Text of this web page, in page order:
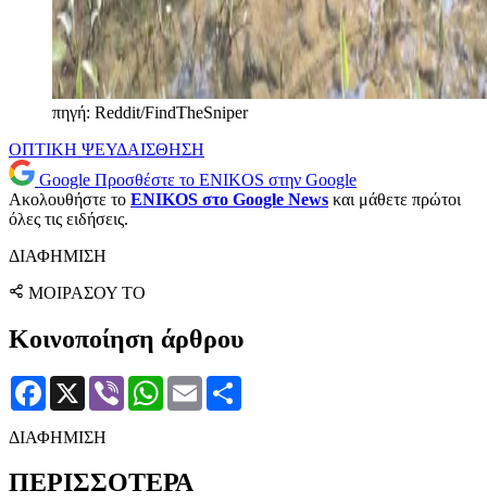
πηγή: Reddit/FindTheSniper
ΟΠΤΙΚΗ ΨΕΥΔΑΙΣΘΗΣΗ
Google Προσθέστε το ENIKOS στην Google
Ακολουθήστε το ENIKOS στο Google News και μάθετε πρώτοι
όλες τις ειδήσεις.
ΔΙΑΦΗΜΙΣΗ
ΜΟΙΡΑΣΟΥ ΤΟ
Κοινοποίηση άρθρου
Facebook
X Viber WhatsApp
Email
ΔΙΑΦΗΜΙΣΗ
ΠΕΡΙΣΣΟΤΕΡΑ